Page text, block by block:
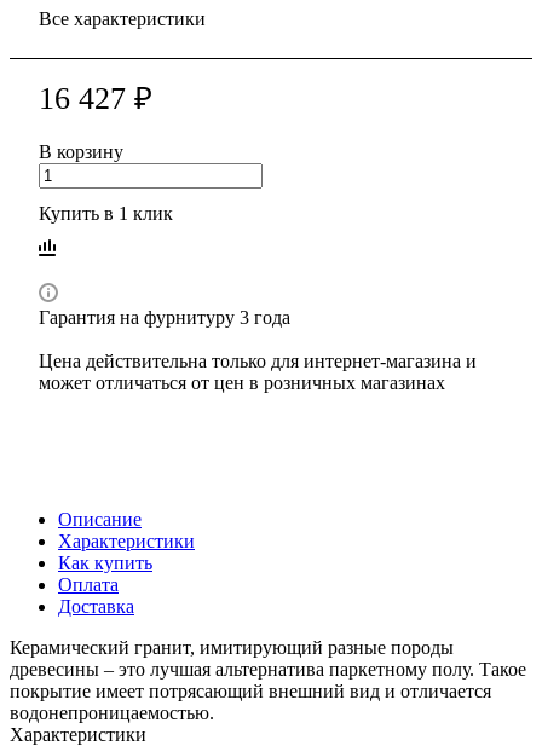
Все характеристики
16 427 ₽
В корзину
Купить в 1 клик
Гарантия на фурнитуру 3 года
Цена действительна только для интернет-магазина и
может отличаться от цен в розничных магазинах
Описание
Характеристики
Как купить
Оплата
Доставка
Керамический гранит, имитирующий разные породы
древесины – это лучшая альтернатива паркетному полу. Такое
покрытие имеет потрясающий внешний вид и отличается
водонепроницаемостью.
Характеристики